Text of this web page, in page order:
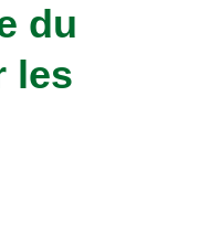
du
les